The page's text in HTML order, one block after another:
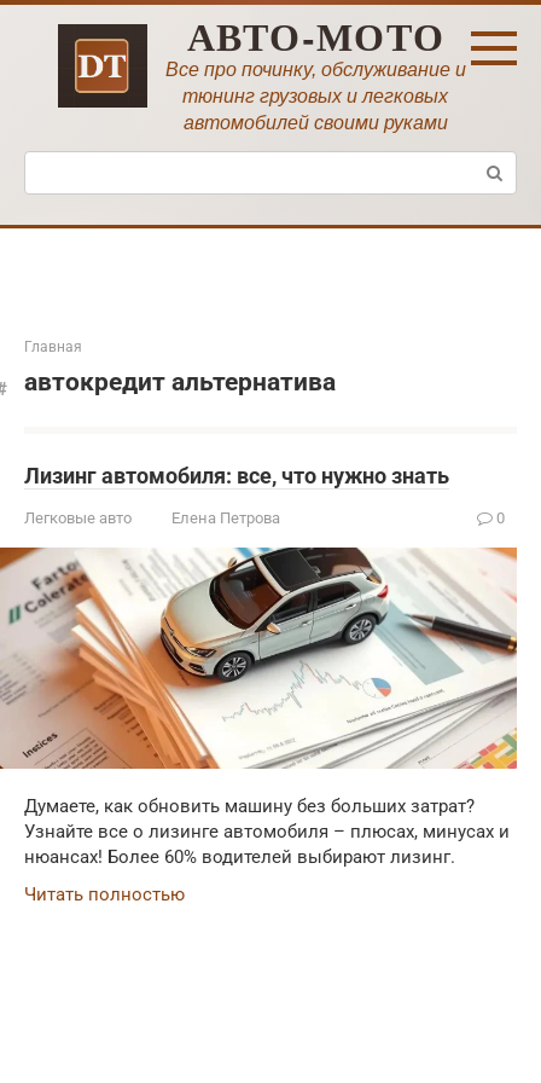
Перейти
АВТО-МОТО
Все про починку, обслуживание и
тюнинг грузовых и легковых
автомобилей своими руками
Поиск:
Главная
автокредит альтернатива
Лизинг автомобиля: все, что нужно знать
Легковые авто Елена Петрова 0
Думаете, как обновить машину без больших затрат?
Узнайте все о лизинге автомобиля – плюсах, минусах и
нюансах! Более 60% водителей выбирают лизинг.
Читать полностью